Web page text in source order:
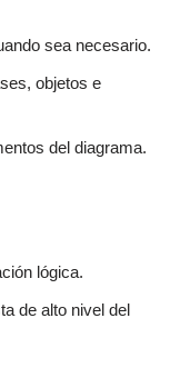
sea necesario.
objetos e
del diagrama.
lógica.
de alto nivel del